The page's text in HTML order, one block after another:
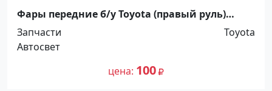
Фары передние б/у Toyota (правый руль)
Краснодар
Запчасти
Toyota
Автосвет
цена 100